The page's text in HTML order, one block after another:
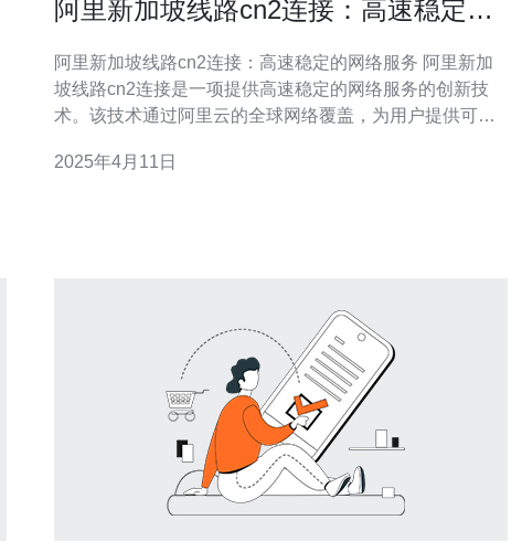
阿里新加坡线路cn2连接：高速稳定的
阿里新加坡线路cn2连接：高速稳定的网络服务 阿里新加
坡线路cn2连接是一项提供高速稳定的网络服务的创新技
术。该技术通过阿里云的全球网络覆盖，为用户提供可靠
线路cn2连接使用了最先进的网络技术，通过优化网
2025年4月11日